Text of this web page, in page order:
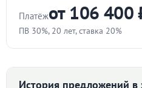
Платёжот 106 400
ПВ 30%, 20 лет, ставка 20%
История предложений в